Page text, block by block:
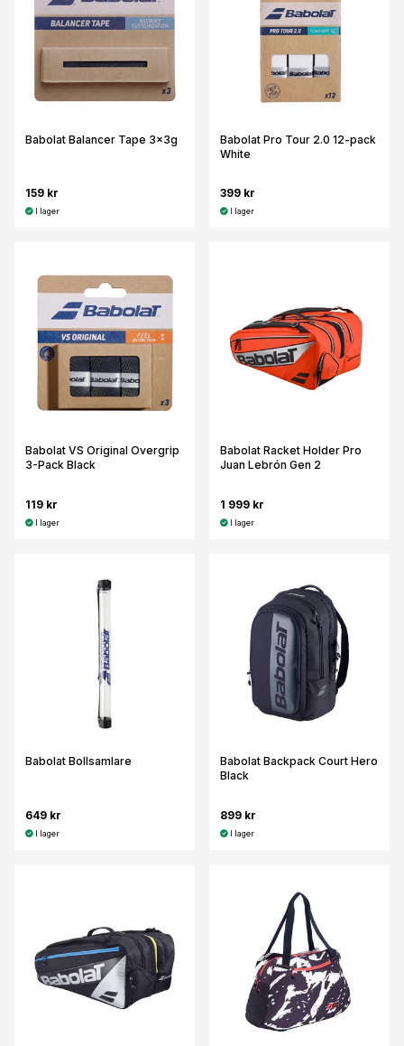
Babolat Balancer Tape 3x3g
159 kr
I lager
Babolat Pro Tour 2.0 12-pack
White
399 kr
I lager
Babolat VS Original Overgrip
3-Pack Black
119 kr
I lager
Babolat Racket Holder Pro
Juan Lebrón Gen 2
1 999 kr
I lager
Babolat Bollsamlare
649 kr
I lager
Babolat Backpack Court Hero
Black
899 kr
I lager